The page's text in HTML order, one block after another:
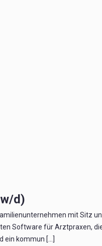
d)
mit Sitz
Software für Arztpraxen,
ein kommun [...]